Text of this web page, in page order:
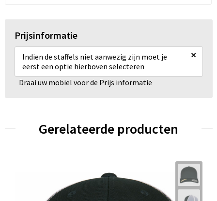
Prijsinformatie
Indien de staffels niet aanwezig zijn moet je
eerst een optie hierboven selecteren
×
Draai uw mobiel voor de Prijs informatie
Gerelateerde producten